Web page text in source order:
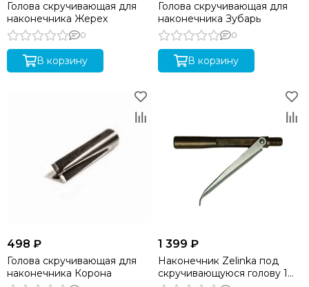
Голова скручивающая для
наконечника Жерех
0
В корзину
Голова скручивающая для
наконечника Зубарь
0
В корзину
498 ₽
Голова скручивающая для
наконечника Корона
1 399 ₽
Наконечник Zelinka под
скручивающуюся голову 1